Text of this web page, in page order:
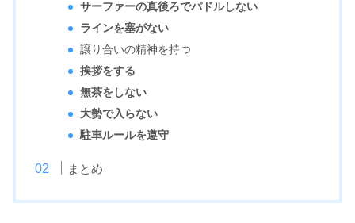
サーファーの真後ろでパドルしない
ラインを塞がない
譲り合いの精神を持つ
挨拶をする
無茶をしない
大勢で入らない
駐車ルールを遵守
まとめ